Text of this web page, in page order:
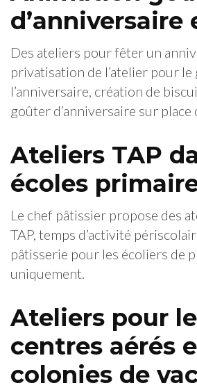
d’anniversaire
Des ateliers pour fêter un
privatisation de l’atelier pour le
l’anniversaire, création de
goûter d’anniversaire sur place
Ateliers TAP
écoles
Le chef pâtissier propose des
TAP, temps d’activité
pâtisserie pour les écoliers de
uniquement.
Ateliers pour
centres aérés
colonies de